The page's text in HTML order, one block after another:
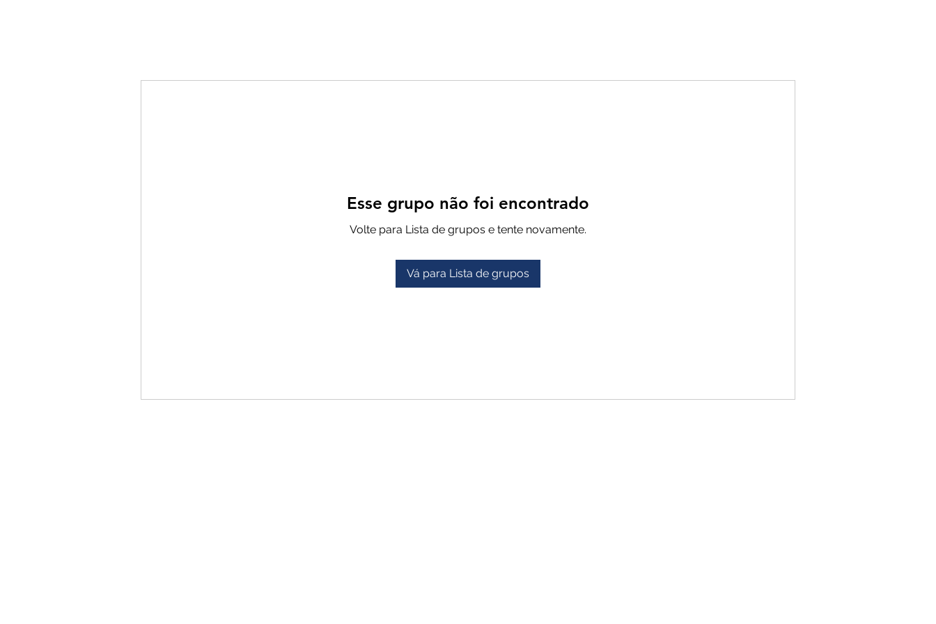
Esse grupo não foi encontrado
Volte para Lista de grupos e tente novamente.
Vá para Lista de grupos